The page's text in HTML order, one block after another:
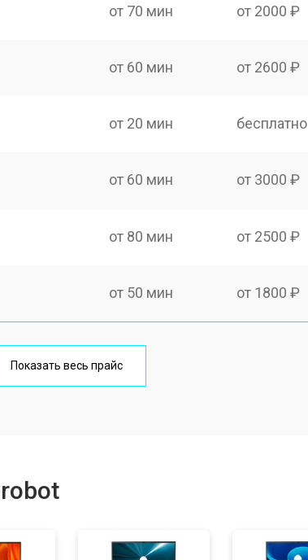
от 70 мин от 2000 ₽
от 60 мин от 2600 ₽
от 20 мин бесплатно
от 60 мин от 3000 ₽
от 80 мин от 2500 ₽
от 50 мин от 1800 ₽
от 100 мин
Показать весь прайс